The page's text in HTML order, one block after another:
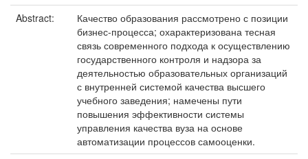
Abstract:
Качество образования рассмотрено с позиции
бизнес-процесса; охарактеризована тесная
связь современного подхода к осуществлению
государственного контроля и надзора за
деятельностью образовательных организаций
с внутренней системой качества высшего
учебного заведения; намечены пути
повышения эффективности системы
управления качества вуза на основе
автоматизации процессов самооценки.